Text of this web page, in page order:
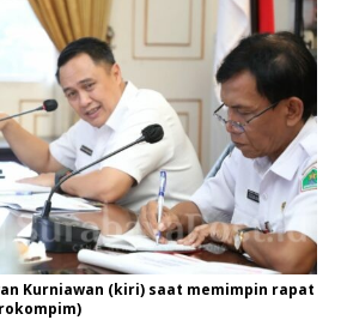
Kurniawan (kiri) saat memimpin rapat